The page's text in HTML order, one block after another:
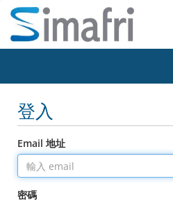
登入
Email 地址
密碼